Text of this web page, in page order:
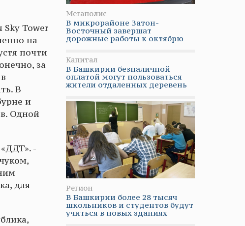
Sky Tower
на
почти
за
В
и
Одной
-
для
Мегаполис
В микрорайоне Затон-
Восточный завершат
дорожные работы к октябрю
Капитал
В Башкирии безналичной
оплатой могут пользоваться
жители отдаленных деревень
Регион
В Башкирии более 28 тысяч
школьников и студентов будут
учиться в новых зданиях